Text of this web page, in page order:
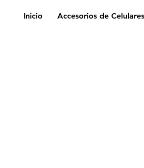
Inicio Accesorios de Celulares